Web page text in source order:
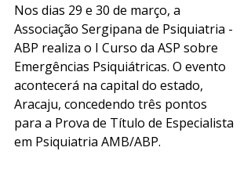
Nos dias 29 e 30 de março, a
Associação Sergipana de Psiquiatria -
ABP realiza o I Curso da ASP sobre
Emergências Psiquiátricas. O evento
acontecerá na capital do estado,
Aracaju, concedendo três pontos
para a Prova de Título de Especialista
em Psiquiatria AMB/ABP.